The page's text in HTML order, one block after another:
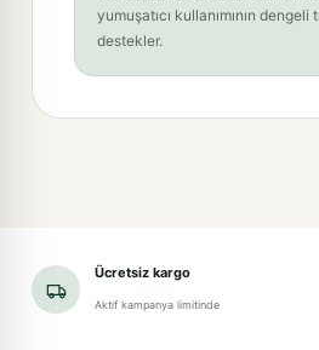
yumuşatıcı kullanımının
destekler.
Ücretsiz kargo
Aktif kampanya limitinde